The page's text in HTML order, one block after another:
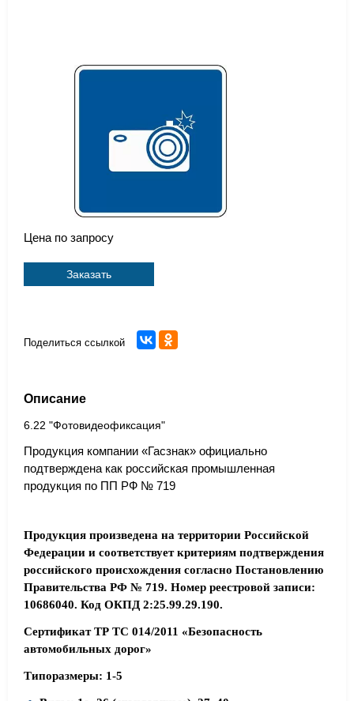
Цена по запросу
Заказать
Поделиться ссылкой
Описание
6.22 "Фотовидеофиксация"
Продукция компании «Гасзнак» официально
подтверждена как российская промышленная
продукция по ПП РФ № 719
Продукция произведена на территории Российской
Федерации и соответствует критериям подтверждения
российского происхождения согласно Постановлению
Правительства РФ № 719. Номер реестровой записи:
10686040. Код ОКПД 2:25.99.29.190.
Сертификат ТР ТС 014/2011 «Безопасность
автомобильных дорог»
Типоразмеры: 1-5